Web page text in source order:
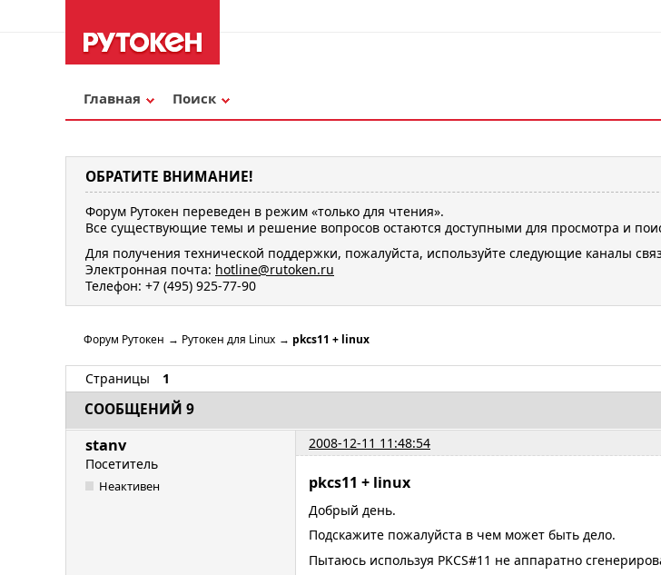
Главная Поиск
ОБРАТИТЕ ВНИМАНИЕ!
Форум Рутокен переведен в режим «только для чтения».
Все существующие темы и решение вопросов остаются доступными для просмотра и
Для получения технической поддержки, пожалуйста, используйте следующие каналы
Электронная почта: hotline@rutoken.ru
Телефон: +7 (495) 925-77-90
Форум Рутокен → Рутокен для Linux → pkcs11 + linux
Страницы 1
СООБЩЕНИЙ 9
stanv
2008-12-11 11:48:54
Посетитель
Неактивен pkcs11 + linux
Добрый день.
Подскажите пожалуйста в чем может быть дело.
Пытаюсь используя PKCS#11 не аппаратно